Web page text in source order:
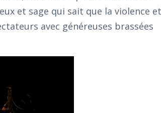
et sage qui sait que la violence et
avec généreuses brassées